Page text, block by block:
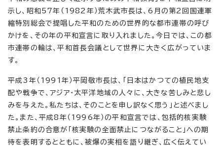
示し、昭和57年（1982年）荒木武市長は、6月の第2回国連軍
縮特別総会で提唱した平和のための世界的な都市連帯の呼び
かけを、その年の平和宣言に取り入れました。今日では、この都
市連帯の輪は、平和首長会議として世界に大きく広がっていま
す。
平成3年（1991年）平岡敬市長は、「日本はかつての植民地支
配や戦争で、アジア・太平洋地域の人々に、大きな苦しみと悲し
みを与えた。私たちは、そのことを申し訳なく思う」と述べまし
た。また、平成8年（1996年）の平和宣言では、包括的核実験
禁止条約の合意が「核実験の全面禁止につながること」への期
待を表明するとともに、被爆の実相を語り継ぎ、広く伝えてい